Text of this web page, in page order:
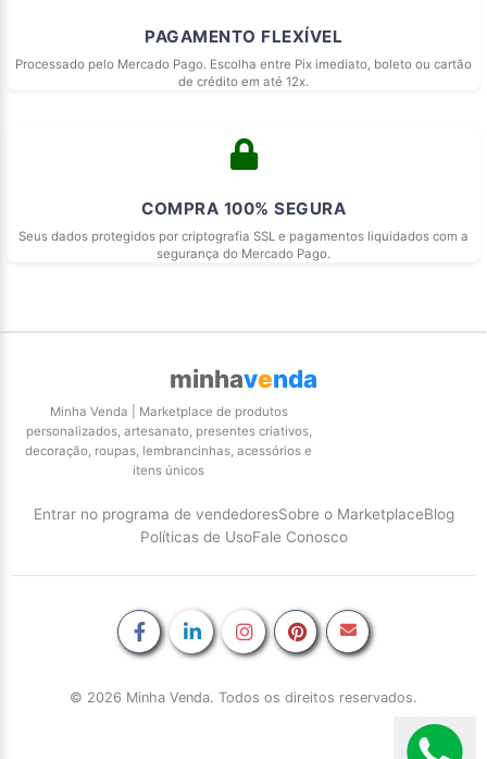
PAGAMENTO FLEXÍVEL
Processado pelo Mercado Pago. Escolha entre Pix imediato, boleto ou cartão
de crédito em até 12x.
COMPRA 100% SEGURA
Seus dados protegidos por criptografia SSL e pagamentos liquidados com a
segurança do Mercado Pago.
minhavenda
Minha Venda | Marketplace de produtos
personalizados, artesanato, presentes criativos,
decoração, roupas, lembrancinhas, acessórios e
itens únicos
Entrar no programa de vendedoresSobre o MarketplaceBlog
Políticas de UsoFale Conosco
© 2026 Minha Venda. Todos os direitos reservados.